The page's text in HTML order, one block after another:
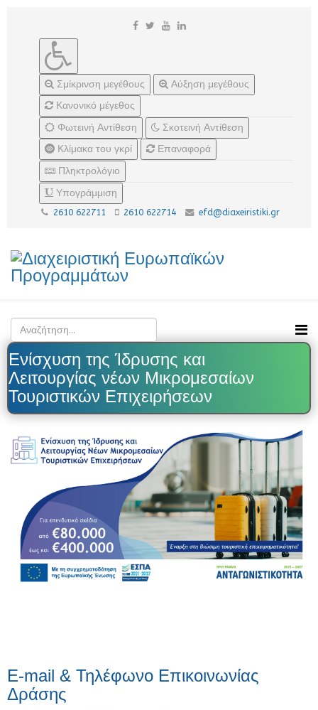
Σμίκρινση μεγέθους
Αύξηση μεγέθους
Κανονικό μέγεθος
Φωτεινή Αντίθεση
Σκοτεινή Αντίθεση
Κλίμακα του γκρί
Επαναφορά
Πληκτρολόγιο
Υπογράμμιση
2610 622711 2610 622714 efd@diaxeiristiki.gr
Ενίσχυση της Ίδρυσης και
Λειτουργίας νέων Μικρομεσαίων
Τουριστικών Επιχειρήσεων
E-mail & Τηλέφωνο Επικοινωνίας
Δράσης